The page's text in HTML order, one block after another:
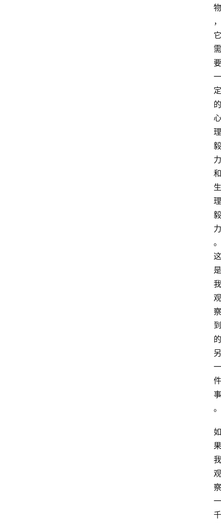
物
，
它
需
要
一
定
的
心
理
毅
力
和
生
理
毅
力
。
这
是
我
观
察
到
的
另
一
件
事
。
如
果
我
观
察
一
千